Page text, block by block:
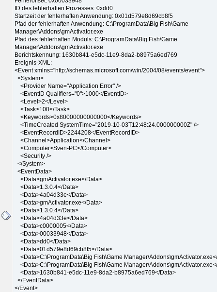
ID des fehlerhaften Prozesses: 0xdd0
Startzeit der fehlerhaften Anwendung: 0x01d579e8d69cb8f5
Pfad der fehlerhaften Anwendung: C:\ProgramData\Big Fish\Game
Manager\Addons\gmActivator.exe
Pfad des fehlerhaften Moduls: C:\ProgramData\Big Fish\Game
Manager\Addons\gmActivator.exe
Berichtskennung: 1630b841-e5dc-11e9-8da2-b8975a6ed769
Ereignis-XML:
<Event xmlns="http://schemas.microsoft.com/win/2004/08/events/event">
<System>
<Provider Name="Application Error" />
<EventID Qualifiers="0">1000</EventID>
<Level>2</Level>
<Task>100</Task>
<Keywords>0x80000000000000</Keywords>
<TimeCreated SystemTime="2019-10-03T12:48:24.000000000Z" />
<EventRecordID>2244208</EventRecordID>
<Channel>Application</Channel>
<Computer>Sven-PC</Computer>
<Security />
</System>
<EventData>
<Data>gmActivator.exe</Data>
<Data>1.3.0.4</Data>
<Data>4a04d33e</Data>
<Data>gmActivator.exe</Data>
<Data>1.3.0.4</Data>
<Data>4a04d33e</Data>
<Data>c0000005</Data>
<Data>00033948</Data>
<Data>dd0</Data>
<Data>01d579e8d69cb8f5</Data>
<Data>C:\ProgramData\Big Fish\Game
<Data>C:\ProgramData\Big Fish\Game
<Data>1630b841-e5dc-11e9-8da2-b8975a6ed769</Data>
</EventData>
</Event>